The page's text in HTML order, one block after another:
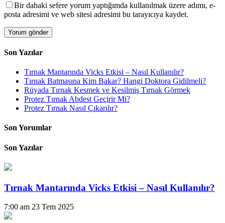
Bir dahaki sefere yorum yaptığımda kullanılmak üzere adımı, e-
posta adresimi ve web sitesi adresimi bu tarayıcıya kaydet.
Son Yazılar
Tırnak Mantarında Vicks Etkisi – Nasıl Kullanılır?
Tırnak Batmasına Kim Bakar? Hangi Doktora Gidilmeli?
Rüyada Tırnak Kesmek ve Kesilmiş Tırnak Görmek
Protez Tırnak Abdest Geçirir Mi?
Protez Tırnak Nasıl Çıkarılır?
Son Yorumlar
Son Yazılar
Tırnak Mantarında Vicks Etkisi – Nasıl Kullanılır?
7:00 am 23 Tem 2025